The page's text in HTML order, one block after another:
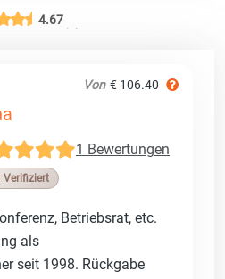
4.67
Von € 106.40
1 Bewertungen
Verifiziert
Betriebsrat, etc.
als
seit 1998. Rückgabe